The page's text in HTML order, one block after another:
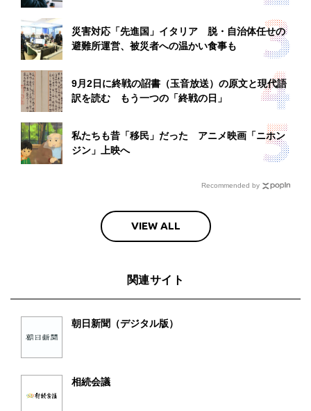
災害対応「先進国」イタリア 脱・自治体任せの
避難所運営、被災者への温かい食事も
9月2日に終戦の詔書（玉音放送）の原文と現代語
訳を読む もう一つの「終戦の日」
私たちも昔「移民」だった アニメ映画「ニホン
ジン」上映へ
Recommended by
VIEW ALL
関連サイト
朝日新聞（デジタル版）
相続会議